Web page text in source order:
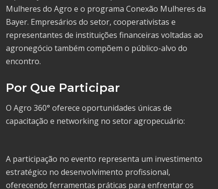
Mulheres do Agro e o programa Conexão Mulheres da
Bayer. Empresários do setor, cooperativistas e
representantes de instituições financeiras voltadas ao
agronegócio também compõem o público-alvo do
encontro.
Por Que Participar
O Agro 360° oferece oportunidades únicas de
capacitação e networking no setor agropecuário:
A participação no evento representa um investimento
estratégico no desenvolvimento profissional,
oferecendo ferramentas práticas para enfrentar os